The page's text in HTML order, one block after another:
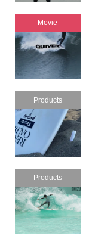
Movie
Products
Products